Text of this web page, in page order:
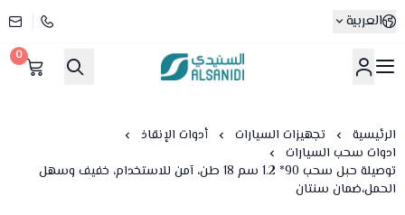
العربية
متجر السنيدي
0
الرئيسية تجهيزات السيارات
أدوات الإنقاذ
ادوات سحب السيارات
توصيلة حبل سحب 90* 1.2 سم 18 طن، آمن للاستخدام، خفيف وسهل
الحمل،ضمان سنتان